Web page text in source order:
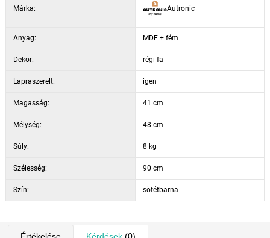
Márka: Autronic
Anyag: MDF + fém
Dekor: régi fa
Lapraszerelt: igen
Magasság: 41 cm
Mélység: 48 cm
Súly: 8 kg
Szélesség: 90 cm
Szín: sötétbarna
Értékelése Kérdések(0)